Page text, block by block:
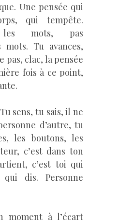
Une pensée qui
qui tempête.
les mots, pas
mots. Tu avances,
pas, clac, la pensée
fois à ce point,
sens, tu sais, il ne
d’autre, tu
les boutons, les
c’est dans ton
c’est toi qui
dis. Personne
moment à l’écart